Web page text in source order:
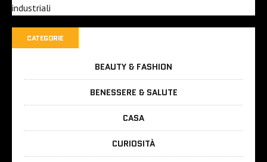
industriali
CATEGORIE
BEAUTY & FASHION
BENESSERE & SALUTE
CASA
CURIOSITÀ